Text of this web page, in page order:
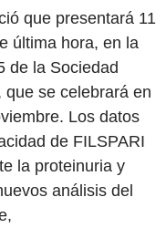
que presentará 11
última hora, en la
de la Sociedad
se celebrará en
Los datos
de FILSPARI
la proteinuria y
análisis del